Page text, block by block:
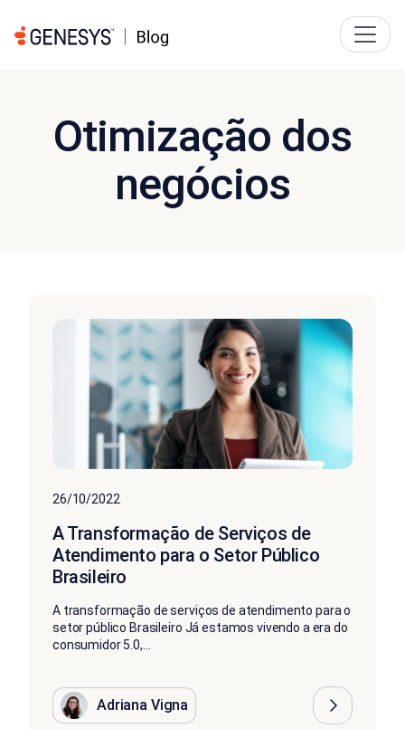
Otimização dos
negócios
26/10/2022
A Transformação de Serviços de
Atendimento para o Setor Público
Brasileiro
A transformação de serviços de atendimento para o
setor público Brasileiro Já estamos vivendo a era do
consumidor 5.0,...
Adriana Vigna